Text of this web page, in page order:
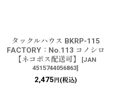
タックルハウス BKRP-115
FACTORY：No.113 コノシロ
【ネコポス配送可】
[JAN
4515744056863]
2,475 円(税込)